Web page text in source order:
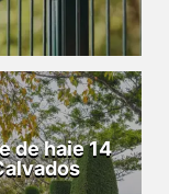
de haie 14